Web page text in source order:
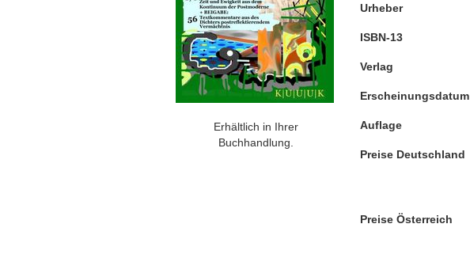
Erhältlich in Ihrer
Buchhandlung.
Urheber
ISBN-13
Verlag
Erscheinungsdatum
Auflage
Preise Deutschland
Preise Österreich